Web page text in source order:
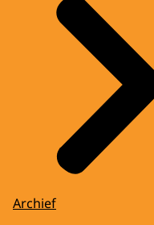
Archief